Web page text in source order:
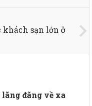
khách sạn lớn ở
đãng về xa